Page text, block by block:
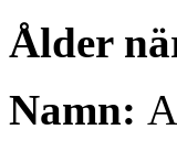
Ålder
Namn: